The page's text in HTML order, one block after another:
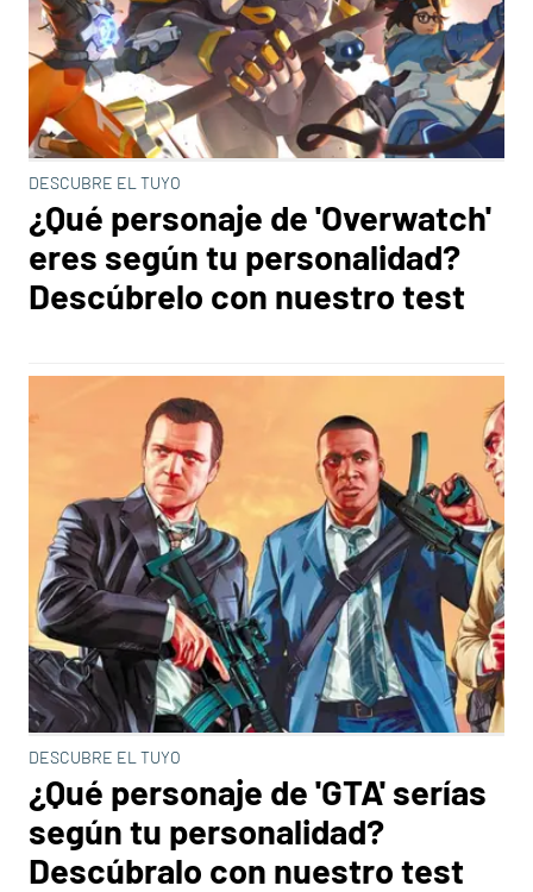
DESCUBRE EL TUYO
¿Qué personaje de 'Overwatch'
eres según tu personalidad?
Descúbrelo con nuestro test
DESCUBRE EL TUYO
¿Qué personaje de 'GTA' serías
según tu personalidad?
Descúbralo con nuestro test